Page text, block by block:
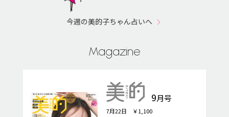
今週の美的子ちゃん占いへ
Magazine
9月号
7月22日 ￥1,100